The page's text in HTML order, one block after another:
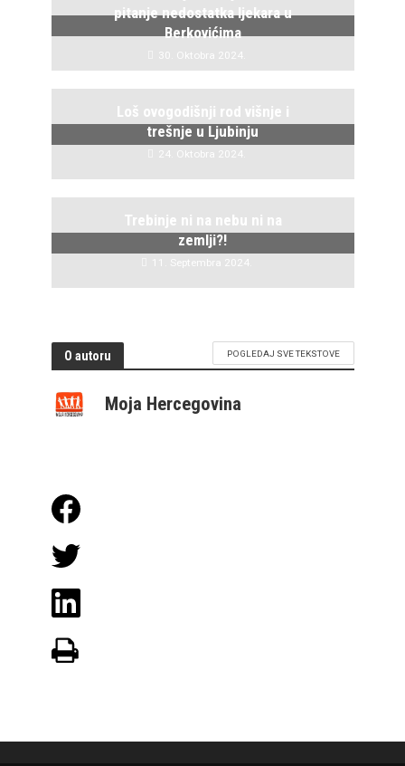
pitanje nedostatka ljekara u
Berkovićima
30. Oktobra 2024.
Loš ovogodišnji rod višnje i
trešnje u Ljubinju
24. Oktobra 2024.
Trebinje ni na nebu ni na
zemlji?!
11. Septembra 2024.
O autoru POGLEDAJ SVE TEKSTOVE
Moja Hercegovina